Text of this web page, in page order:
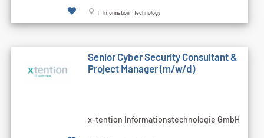
| Information Technology
Senior Cyber Security Consultant &
Project Manager (m/w/d)
x-tention Informationstechnologie GmbH